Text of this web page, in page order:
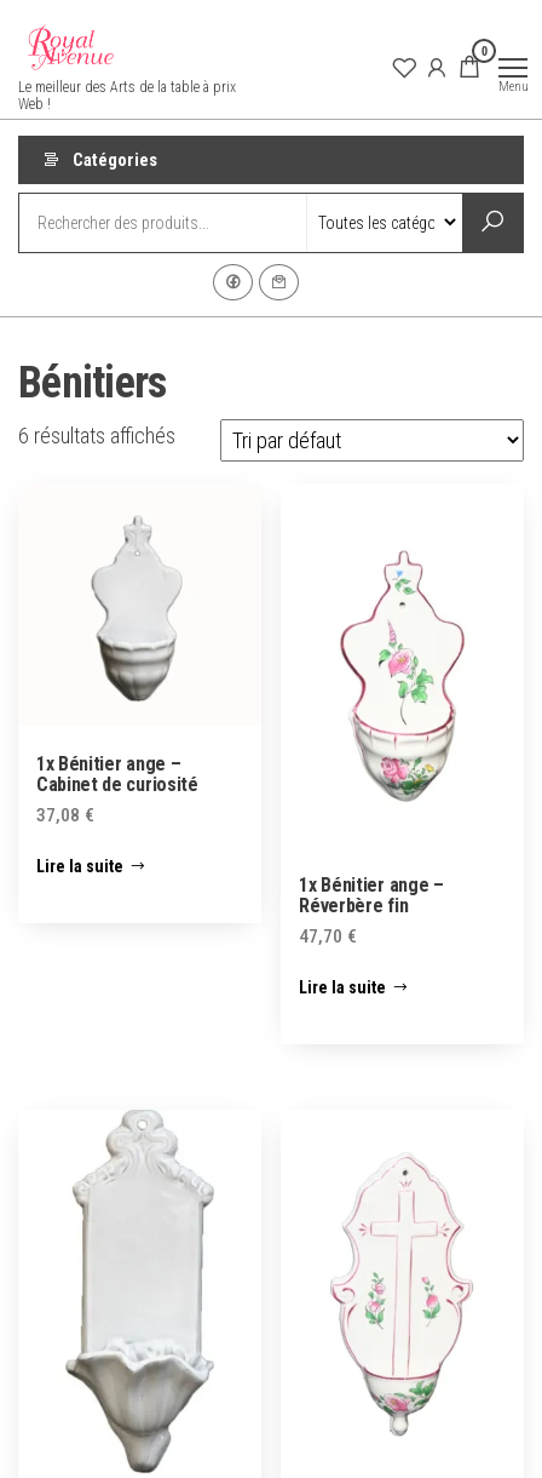
contenu
Royal Avenue
Le meilleur des Arts de la table à prix
Web !
0
Menu
Catégories
Bénitiers
6 résultats affichés
1x Bénitier ange –
Cabinet de curiosité
37,08 €
Lire la suite
1x Bénitier ange –
Réverbère fin
47,70 €
Lire la suite